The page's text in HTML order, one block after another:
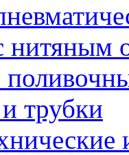
нитяным
трубки